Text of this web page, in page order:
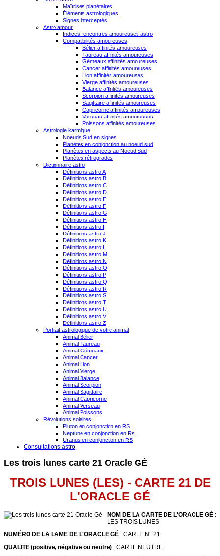
Maîtrises planétaires
Éléments astrologiques
Signes interceptés
Astro amour
Indices rencontres amoureuses astro
Compatibilités amoureuses
Bélier affinités amoureuses
Taureau affinités amoureuses
Gémeaux affinités amoureuses
Cancer affinités amoureuses
Lion affinités amoureuses
Vierge affinités amoureuses
Balance affinités amoureuses
Scorpion affinités amoureuses
Sagittaire affinités amoureuses
Capricorne affinités amoureuses
Verseau affinités amoureuses
Poissons affinités amoureuses
Astrologie karmique
Noeuds Sud en signes
Planètes en conjonction au noeud sud
Planètes en aspects au Noeud Sud
Planètes rétrogrades
Dictionnaire astro
Définitions astro A
Définitions astro B
Définitions astro C
Définitions astro D
Définitions astro E
Définitions astro F
Définitions astro G
Définitions astro H
Définitions astro I
Définitions astro J
Définitions astro K
Définitions astro L
Définitions astro M
Définitions astro N
Définitions astro O
Définitions astro P
Définitions astro Q
Définitions astro R
Définitions astro S
Définitions astro T
Définitions astro U
Définitions astro V
Définitions astro Z
Portrait astrologique de votre animal
Animal Bélier
Animal Taureau
Animal Gémeaux
Animal Cancer
Animal Lion
Animal Vierge
Animal Balance
Animal Scorpion
Animal Sagittaire
Animal Capricorne
Animal Verseau
Animal Poissons
Révolutions solaires
Pluton en conjonction en RS
Neptune en conjonction en Rs
Uranus en conjonction en RS
Consultations astro
Les trois lunes carte 21 Oracle GÉ
TROIS LUNES (LES) - CARTE 21 DE
L'ORACLE GÉ
NOM DE LA CARTE DE L'ORACLE GÉ :
LES TROIS LUNES
NUMÉRO DE LA LAME DE L'ORACLE GÉ : CARTE N° 21
QUALITÉ (positive, négative ou neutre) : CARTE NEUTRE